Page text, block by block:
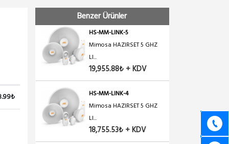
Benzer Ürünler
HS-MM-LINK-5
Mimosa HAZIRSET 5 GHZ
LI...
19,955.88₺ + KDV
HS-MM-LINK-4
Mimosa HAZIRSET 5 GHZ
LI...
18,755.53₺ + KDV